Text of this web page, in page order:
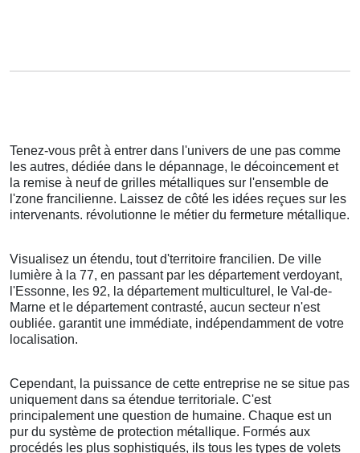
Tenez-vous prêt à entrer dans l'univers de une pas comme
les autres, dédiée dans le dépannage, le décoincement et
la remise à neuf de grilles métalliques sur l'ensemble de
l'zone francilienne. Laissez de côté les idées reçues sur les
intervenants. révolutionne le métier du fermeture métallique.
Visualisez un étendu, tout d'territoire francilien. De ville
lumière à la 77, en passant par les département verdoyant,
l'Essonne, les 92, la département multiculturel, le Val-de-
Marne et le département contrasté, aucun secteur n'est
oubliée. garantit une immédiate, indépendamment de votre
localisation.
Cependant, la puissance de cette entreprise ne se situe pas
uniquement dans sa étendue territoriale. C'est
principalement une question de humaine. Chaque est un
pur du système de protection métallique. Formés aux
procédés les plus sophistiqués, ils tous les types de volets